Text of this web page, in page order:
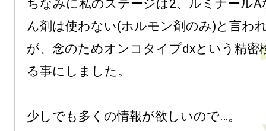
ちなみに私のステージは2、ルミナール
ん剤は使わない(ホルモン剤のみ)と言わ
が、念のためオンコタイプdxという精密
る事にしました。
少しでも多くの情報が欲しいので…。